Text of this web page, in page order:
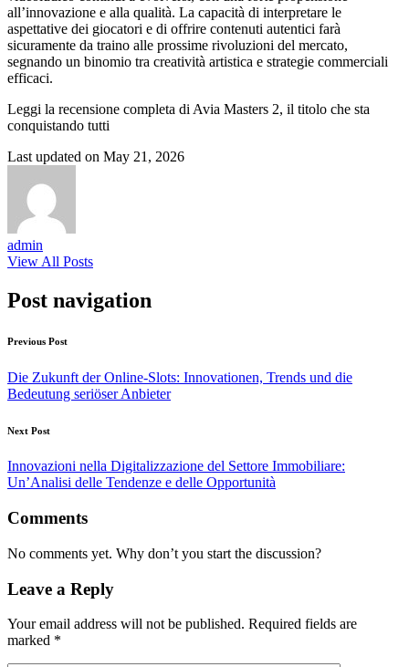
all’innovazione e alla qualità. La capacità di interpretare le
aspettative dei giocatori e di offrire contenuti autentici farà
sicuramente da traino alle prossime rivoluzioni del mercato,
segnando un binomio tra creatività artistica e strategie commerciali
efficaci.
Leggi la recensione completa di Avia Masters 2, il titolo che sta
conquistando tutti
Last updated on May 21, 2026
admin
View All Posts
Post navigation
Previous Post
Die Zukunft der Online-Slots: Innovationen, Trends und die
Bedeutung seriöser Anbieter
Next Post
Innovazioni nella Digitalizzazione del Settore Immobiliare:
Un’Analisi delle Tendenze e delle Opportunità
Comments
No comments yet. Why don’t you start the discussion?
Leave a Reply
Your email address will not be published. Required fields are
marked *